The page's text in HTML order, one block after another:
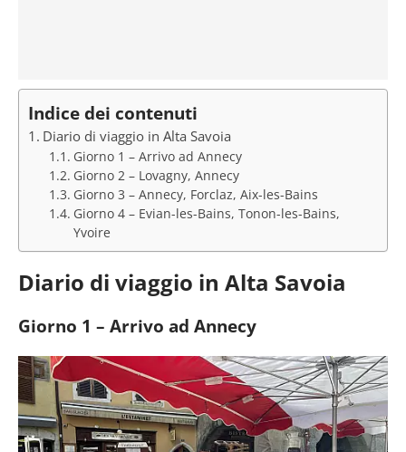
Indice dei contenuti
Diario di viaggio in Alta Savoia
Giorno 1 – Arrivo ad Annecy
Giorno 2 – Lovagny, Annecy
Giorno 3 – Annecy, Forclaz, Aix-les-Bains
Giorno 4 – Evian-les-Bains, Tonon-les-Bains,
Yvoire
Diario di viaggio in Alta Savoia
Giorno 1 – Arrivo ad Annecy